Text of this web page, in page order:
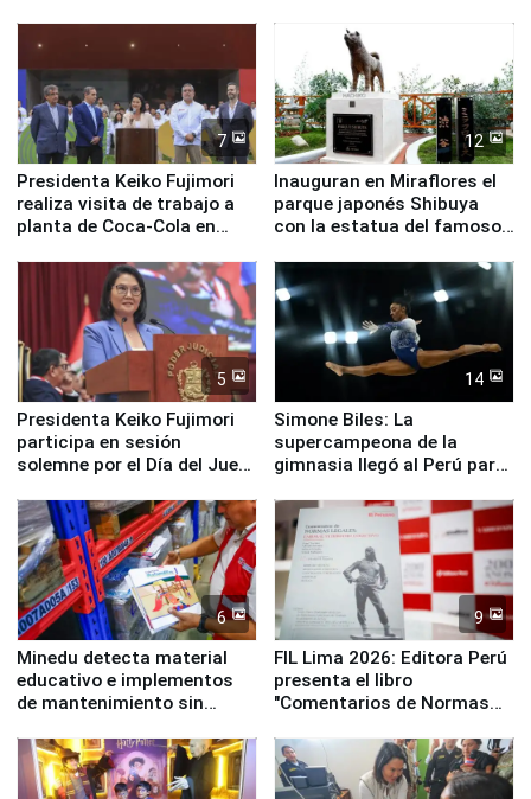
7
Presidenta Keiko Fujimori
realiza visita de trabajo a
planta de Coca-Cola en
12
Inauguran en Miraflores el
parque japonés Shibuya
con la estatua del famoso
5
Presidenta Keiko Fujimori
participa en sesión
solemne por el Día del Juez
14
Simone Biles: La
supercampeona de la
gimnasia llegó al Perú para
Panamericanos Lima 2027
6
Minedu detecta material
educativo e implementos
de mantenimiento sin
la UGEL 2
9
FIL Lima 2026: Editora Perú
presenta el libro
"Comentarios de Normas
Derecho Colectivo"